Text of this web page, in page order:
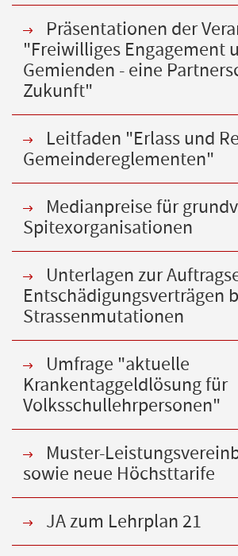
Präsentationen der
"Freiwilliges Engagement
Gemienden - eine
Zukunft"
Leitfaden "Erlass und
Gemeindereglementen"
Medianpreise für
Spitexorganisationen
Unterlagen zur
Entschädigungsverträgen
Strassenmutationen
Umfrage "aktuelle
Krankentaggeldlösung für
Volksschullehrpersonen"
Muster-
sowie neue Höchsttarife
JA zum Lehrplan 21